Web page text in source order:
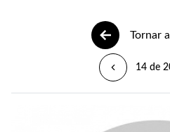
Tornar
14 de